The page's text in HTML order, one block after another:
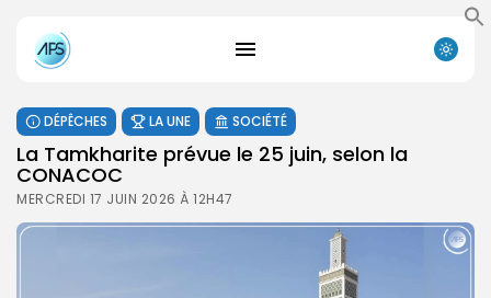
DÉPÊCHES LA UNE SOCIÉTÉ
La Tamkharite prévue le 25 juin, selon la
CONACOC
MERCREDI 17 JUIN 2026 À 12H47